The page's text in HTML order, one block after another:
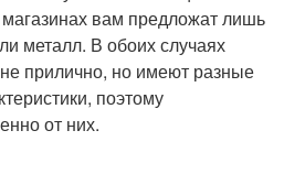
вам предложат лишь
металл. В обоих случаях
прилично, но имеют разные
поэтому
от них.